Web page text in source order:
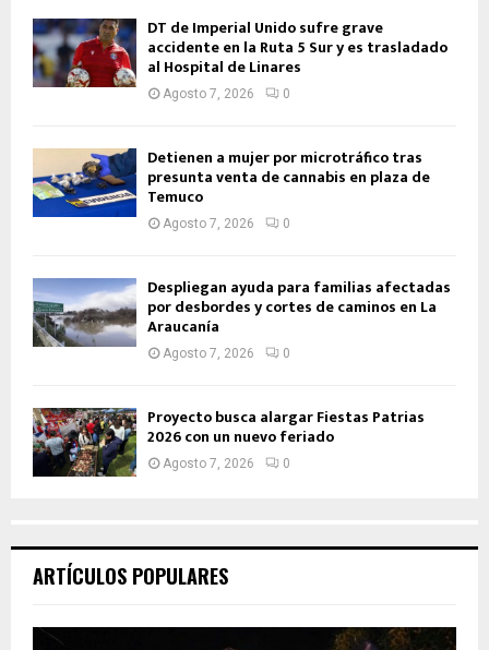
DT de Imperial Unido sufre grave
accidente en la Ruta 5 Sur y es trasladado
al Hospital de Linares
Agosto 7, 2026 0
Detienen a mujer por microtráfico tras
presunta venta de cannabis en plaza de
Temuco
Agosto 7, 2026 0
Despliegan ayuda para familias afectadas
por desbordes y cortes de caminos en La
Araucanía
Agosto 7, 2026 0
Proyecto busca alargar Fiestas Patrias
2026 con un nuevo feriado
Agosto 7, 2026 0
ARTÍCULOS POPULARES